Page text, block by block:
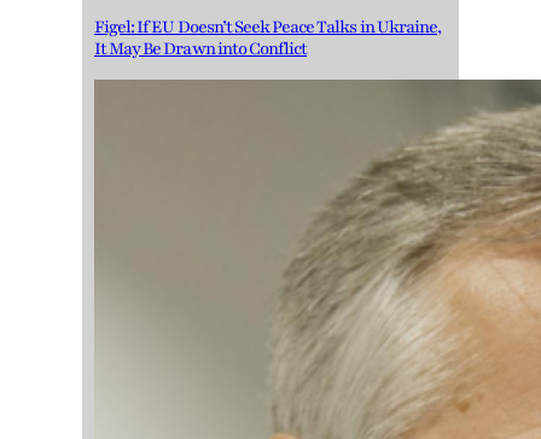
Figel: If EU Doesn’t Seek Peace Talks in Ukraine,
It May Be Drawn into Conflict